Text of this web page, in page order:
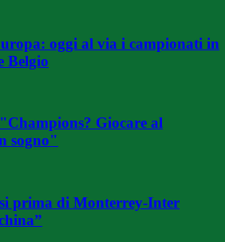
oggi al via i campionati in
Belgio
Giocare al
sogno"
prima di Monterrey-Inter